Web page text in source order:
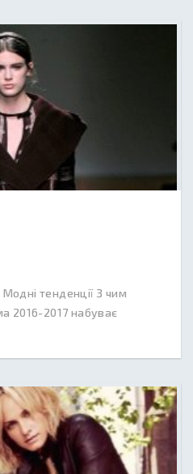
тенденції З чим
2016-2017 набуває